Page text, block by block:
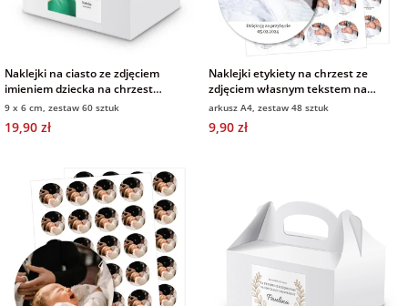
personalizowane
personalizowane
Poduszki ze
Fotografie
Naklejki i
naprasowanki
imienne
na 40 urodziny
na wesele
na rocznicę
ślubu
na rozpoczęcie
szkoły
dla nauczyciela
dla miłośników
kotów
dla miłośników
psów
dla brata
dla siostry
Naklejki na ciasto ze zdjęciem
imieniem dziecka na chrzest
podziękowania dla gości
9 x 6 cm, zestaw 60 sztuk
19,90 zł
Naklejki etykiety na chrzest ze
zdjęciem własnym tekstem na
podziękowania dla gości 48 szt.
arkusz A4, zestaw 48 sztuk
9,90 zł